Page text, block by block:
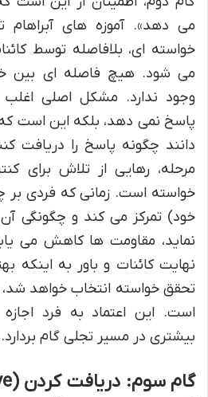
می دهد». آموزه های آبراهام
خواسته ای، بلافاصله توسط
می شود. هیچ فاصله ای بین
وجود ندارد. مشکل اصلی
پاسخ نمی دهد، بلکه این است که
دانند چگونه پاسخ را دریافت
مرحله، رهایی از تلاش برای
خواسته است. زمانی که فردی
خود) تمرکز می کند و چگونگی آن
نماید، مقاومت ها کاهش می
نهایت کائنات و باور به اینکه
تحقق خواسته انتخاب خواهد
است. این اعتماد به فرد
بیشتری در مسیر تجلی گام بردارد.